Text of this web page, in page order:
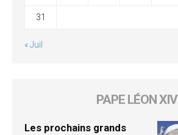
31
« Juil
PAPE LÉON XIV
Les prochains grands